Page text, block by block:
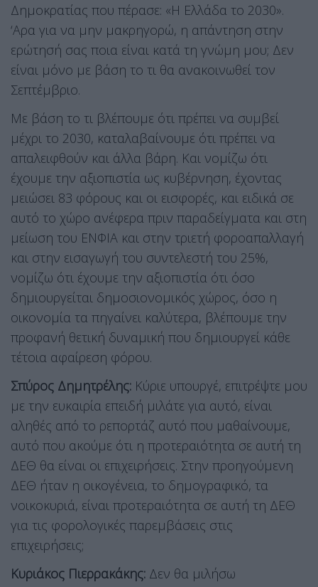
Δημοκρατίας που πέρασε: «Η Ελλάδα το 2030».
‘Αρα για να μην μακρηγορώ, η απάντηση στην
ερώτησή σας ποια είναι κατά τη γνώμη μου; Δεν
είναι μόνο με βάση το τι θα ανακοινωθεί τον
Σεπτέμβριο.
Με βάση το τι βλέπουμε ότι πρέπει να συμβεί
μέχρι το 2030, καταλαβαίνουμε ότι πρέπει να
απαλειφθούν και άλλα βάρη. Και νομίζω ότι
έχουμε την αξιοπιστία ως κυβέρνηση, έχοντας
μειώσει 83 φόρους και οι εισφορές, και ειδικά σε
αυτό το χώρο ανέφερα πριν παραδείγματα και στη
μείωση του ΕΝΦΙΑ και στην τριετή φοροαπαλλαγή
και στην εισαγωγή του συντελεστή του 25%,
νομίζω ότι έχουμε την αξιοπιστία ότι όσο
δημιουργείται δημοσιονομικός χώρος, όσο η
οικονομία τα πηγαίνει καλύτερα, βλέπουμε την
προφανή θετική δυναμική που δημιουργεί κάθε
τέτοια αφαίρεση φόρου.
Σπύρος Δημητρέλης: Κύριε υπουργέ, επιτρέψτε μου
με την ευκαιρία επειδή μιλάτε για αυτό, είναι
αληθές από το ρεπορτάζ αυτό που μαθαίνουμε,
αυτό που ακούμε ότι η προτεραιότητα σε αυτή τη
ΔΕΘ θα είναι οι επιχειρήσεις. Στην προηγούμενη
ΔΕΘ ήταν η οικογένεια, το δημογραφικό, τα
νοικοκυριά, είναι προτεραιότητα σε αυτή τη ΔΕΘ
για τις φορολογικές παρεμβάσεις στις
επιχειρήσεις;
Κυριάκος Πιερρακάκης: Δεν θα μιλήσω